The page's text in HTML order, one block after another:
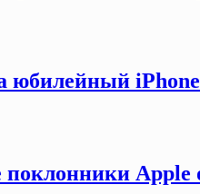
юбилейный
Apple